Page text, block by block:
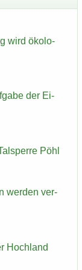
wird öko­lo­
der Ei­
Pöhl
wer­den ver­
Hoch­land